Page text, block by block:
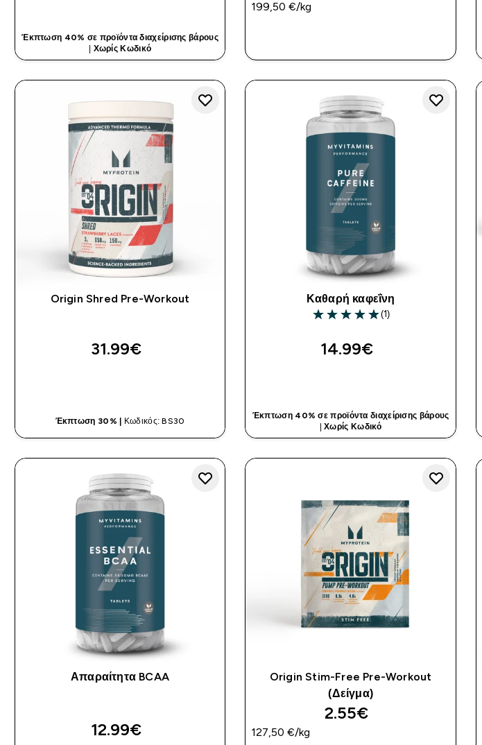
Έκπτωση 40% σε προϊόντα διαχείρισης βάρους
Χωρίς Κωδικό
199,50 €‎/kg
Origin Shred Pre-Workout
31.99€‎
Έκπτωση 30% | Κωδικός: BS30
Καθαρή καφεΐνη
5 out of 5 stars
(1)
14.99€‎
Έκπτωση 40% σε προϊόντα διαχείρισης βάρους
|Χωρίς Κωδικό
Απαραίτητα BCAA
12.99€‎
Origin Stim-Free Pre-Workout
(Δείγμα)
2.55€‎
127,50 €‎/kg